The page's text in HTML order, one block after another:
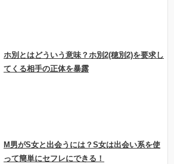
ホ別とはどういう意味？ホ別2(穂別2)を要求し
てくる相手の正体を暴露
M男がS女と出会うには？S女は出会い系を使
って簡単にセフレにできる！